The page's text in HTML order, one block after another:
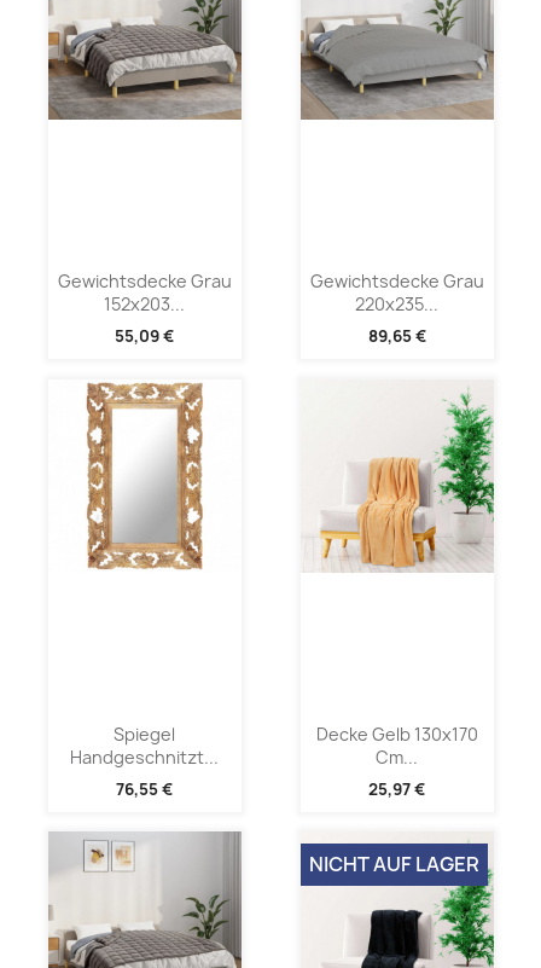
Gewichtsdecke Grau
152x203...
55,09 €
Gewichtsdecke Grau
220x235...
89,65 €
Spiegel
Handgeschnitzt...
76,55 €
Decke Gelb 130x170
Cm...
25,97 €
NICHT AUF LAGER